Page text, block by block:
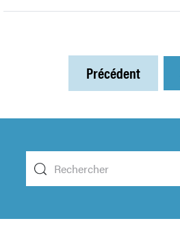
Précédent